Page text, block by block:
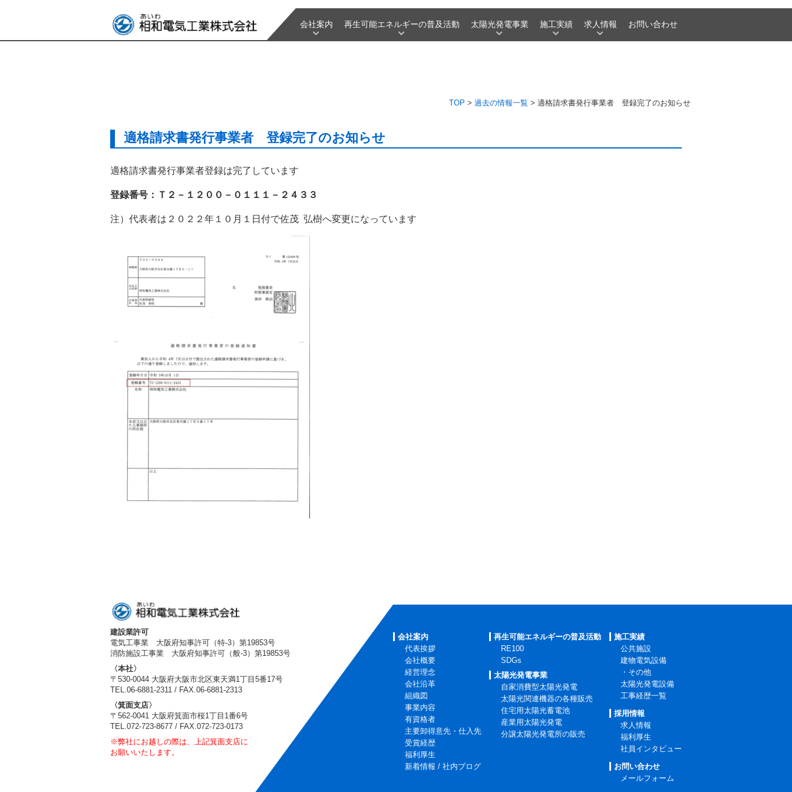
会社案内 再生可能エネルギーの普及活動 太陽光発電事業 施工実績 求人情報 お問い合わせ
TOP > 過去の情報一覧 > 適格請求書発行事業者 登録完了のお知らせ
適格請求書発行事業者 登録完了のお知らせ
適格請求書発行事業者登録は完了しています
登録番号：Ｔ２－１２００－０１１１－２４３３
注）代表者は２０２２年１０月１日付で佐茂 弘樹へ変更になっています
建設業許可
電気工事業 大阪府知事許可（特-3）第19853号
消防施設工事業 大阪府知事許可（般-3）第19853号
〈本社〉
〒530-0044 大阪府大阪市北区東天満1丁目5番17号
TEL.06-6881-2311 / FAX.06-6881-2313
〈箕面支店〉
〒562-0041 大阪府箕面市桜1丁目1番6号
TEL.072-723-8677 / FAX.072-723-0173
※弊社にお越しの際は、上記箕面支店に
お願いいたします。
会社案内
代表挨拶
会社概要
経営理念
会社沿革
組織図
事業内容
有資格者
主要卸得意先・仕入先
受賞経歴
福利厚生
新着情報 / 社内ブログ
再生可能エネルギーの普及活動
RE100
SDGs
太陽光発電事業
自家消費型太陽光発電
太陽光関連機器の各種販売
住宅用太陽光蓄電池
産業用太陽光発電
分譲太陽光発電所の販売
施工実績
公共施設
建物電気設備
・その他
太陽光発電設備
工事経歴一覧
採用情報
求人情報
福利厚生
社員インタビュー
お問い合わせ
メールフォーム